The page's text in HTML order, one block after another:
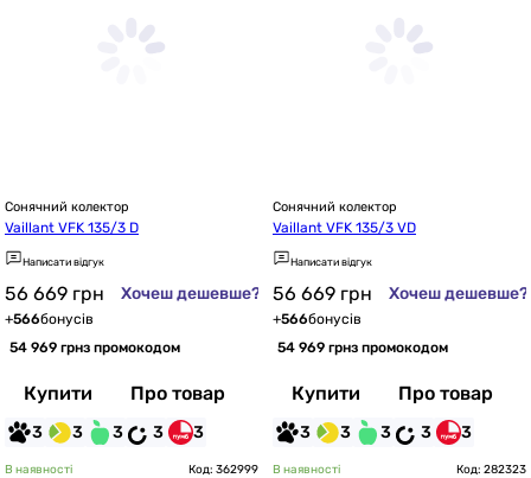
Сонячний колектор
Vaillant VFK 135/3 D
Написати відгук
56 669 грн Хочеш дешевше?
+566бонусів
54 969 грнз промокодом
Купити Про товар
3 3 3 3 3
Сонячний колектор
Vaillant VFK 135/3 VD
Написати відгук
56 669 грн Хочеш дешевше?
+566бонусів
54 969 грнз промокодом
Купити Про товар
3 3 3 3 3
В наявності Код: 362999 В наявності Код: 282323